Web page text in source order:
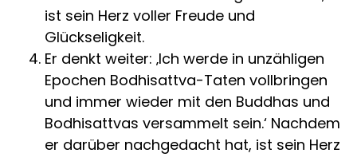
ist sein Herz voller Freude und
Glückseligkeit.
Er denkt weiter: ‚Ich werde in unzähligen
Epochen Bodhisattva-Taten vollbringen
und immer wieder mit den Buddhas und
Bodhisattvas versammelt sein.‘ Nachdem
er darüber nachgedacht hat, ist sein Herz